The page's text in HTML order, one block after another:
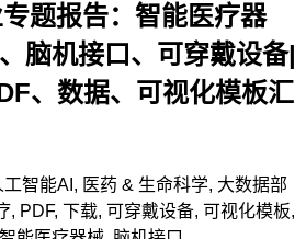
题报告：智能医疗器
脑机接口、可穿戴设备|
、数据、可视化模板汇
工智能AI , 医药 & 生命科学, 大数据部
, PDF, 下载, 可穿戴设备, 可视化模板,